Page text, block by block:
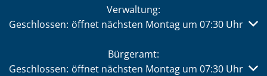
Verwaltung:
Klicken, um weitere Öffnungs- oder Schließzeiten
Geschlossen: öffnet nächsten Montag um 07:30 Uhr
Bürgeramt:
Klicken, um weitere Öffnungs- oder Schließzeiten
Geschlossen: öffnet nächsten Montag um 07:30 Uhr